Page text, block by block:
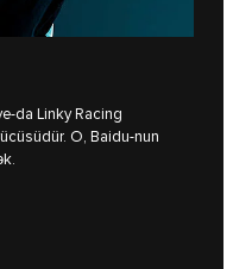
da Linky Racing
O, Baidu-nun